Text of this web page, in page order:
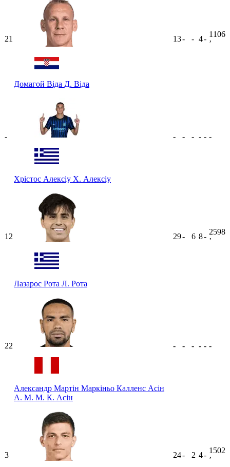
21
Домагой Віда Д. Віда
13- - 4-
1106
ʼ
-
Хрістос Алексіу Х. Алексіу
- - - - - -
12
Лазарос Рота Л. Рота
29- 6 8-
2598
ʼ
22
Александр Мартін Маркіньо Калленс Асін
А. М. М. К. Асін
- - - - - -
3 24- 2 4-
1502
ʼ